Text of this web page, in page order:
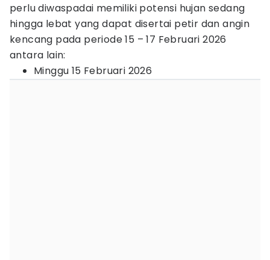
perlu diwaspadai memiliki potensi hujan sedang
hingga lebat yang dapat disertai petir dan angin
kencang pada periode 15 – 17 Februari 2026
antara lain:
Minggu 15 Februari 2026